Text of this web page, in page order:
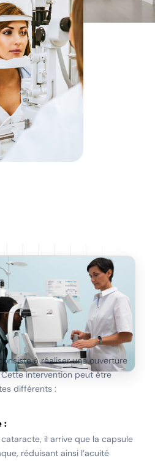
à réaliser une ouverture
intervention peut être
différents :
:
il arrive que la capsule
réduisant ainsi l’acuité